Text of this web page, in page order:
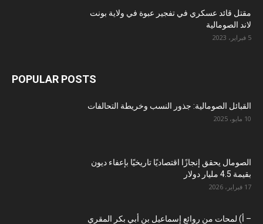
مقتل قائد عسكري في تفجير عبوة في ولاية بونت
لاند الصومالية
5 فبراير، 2023
POPULAR POSTS
القبائل الصومالية: جذور النسب وخريطة التحالفات
10 مايو، 2025
الصومال يحقق إنجازًا اقتصاديًا تاريخيًا بإعفاء ديون
بقيمة 4.5 مليار دولار
17 فبراير، 2026
– أ) لمحات من روائع إسماعيل بن أبي بكر المقري